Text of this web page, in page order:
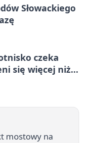
Słowackiego
czeka
się więcej niż
mostowy na